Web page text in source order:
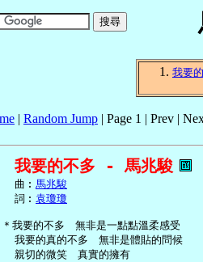
我要
| Random Jump | Page 1 | Prev |
我要的不多 - 馬兆駿
曲︰
馬兆駿
詞︰
袁瓊瓊
我要的不多　無非是一點點溫柔感受
我要的真的不多　無非是體貼的問候
親切的微笑　真實的擁有